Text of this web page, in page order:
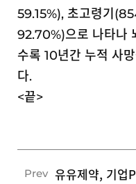
59.15%), 초고령기
92.70%)으로 나타나
수록 10년간 누적 사
다.
<끝>
Prev 유유제약, 기업